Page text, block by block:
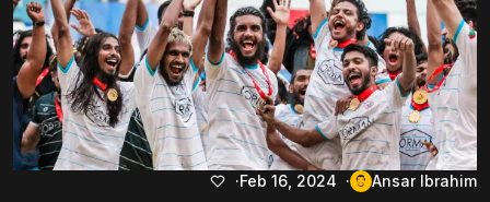
Ansar Ibrahim
Feb 16, 2024